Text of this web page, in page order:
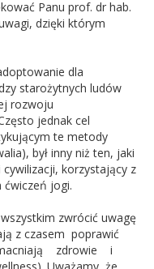
Panu prof. dr hab.
dzięki którym
dla
starożytnych ludów
rozwoju
jednak cel
te metody
był inny niż ten, jaki
korzystający z
jogi.
zwrócić uwagę
z czasem poprawić
zdrowie i